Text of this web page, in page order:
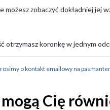
zobaczyć dokładniej jej
otrzymasz koronkę w jednym
o kontakt emailowy na
Cię